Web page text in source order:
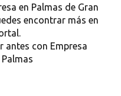
en Palmas de Gran
encontrar más en
antes con Empresa